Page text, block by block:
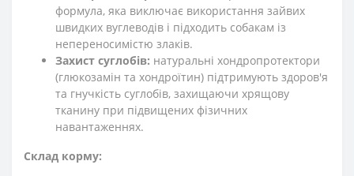
формула, яка виключає використання зайвих
швидких вуглеводів і підходить собакам із
непереносимістю злаків.
Захист суглобів: натуральні хондропротектори
(глюкозамін та хондроїтин) підтримують здоров'я
та гнучкість суглобів, захищаючи хрящову
тканину при підвищених фізичних
навантаженнях.
Склад корму: